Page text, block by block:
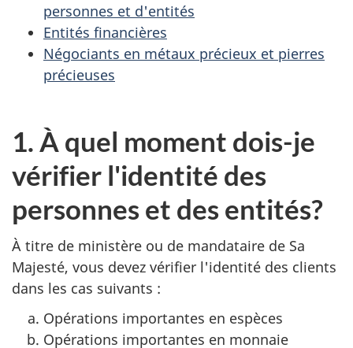
personnes et d'entités
Entités financières
Négociants en métaux précieux et pierres
précieuses
1. À quel moment dois-je
vérifier l'identité des
personnes et des entités?
À titre de ministère ou de mandataire de Sa
Majesté, vous devez vérifier l'identité des clients
dans les cas suivants :
Opérations importantes en espèces
Opérations importantes en monnaie